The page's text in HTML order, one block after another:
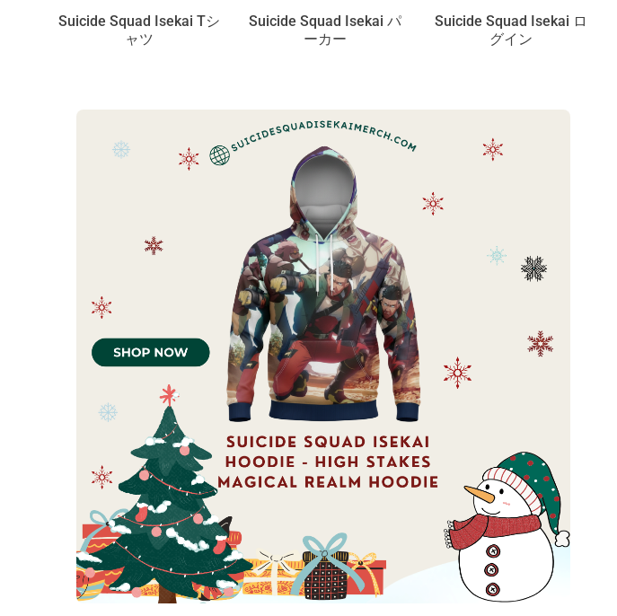
Suicide Squad Isekai Tシ
ャツ
Suicide Squad Isekai パ
ーカー
Suicide Squad Isekai ロ
グイン